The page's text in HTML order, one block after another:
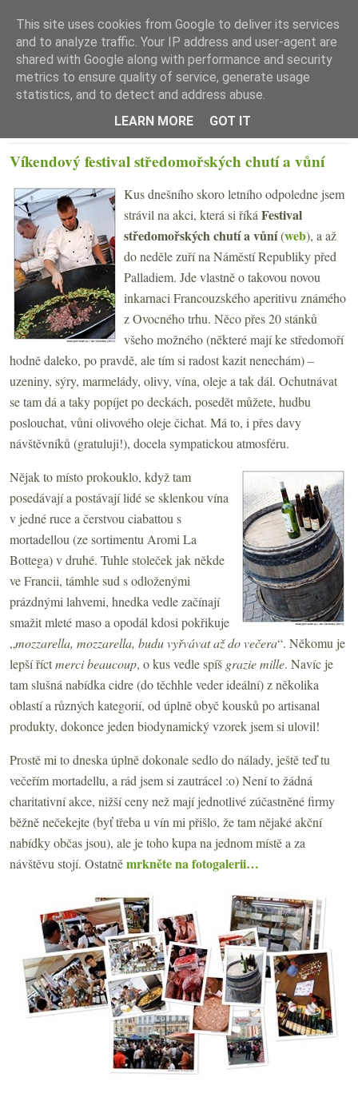
☰ Menu
Víkendový festival středomořských chutí a vůní
Kus dnešního skoro letního odpoledne jsem
strávil na akci, která si říká Festival
středomořských chutí a vůní(web), a až
do neděle zuří na Náměstí Republiky před
Palladiem. Jde vlastně o takovou novou
inkarnaci Francouzského aperitivu známého
z Ovocného trhu. Něco přes 20 stánků
všeho možného (některé mají ke středomoří
hodně daleko, po pravdě, ale tím si radost kazit nenechám) –
uzeniny, sýry, marmelády, olivy, vína, oleje a tak dál. Ochutnávat
se tam dá a taky popíjet po deckách, posedět můžete, hudbu
poslouchat, vůni olivového oleje čichat. Má to, i přes davy
návštěvníků (gratuluji!), docela sympatickou atmosféru.
Nějak to místo prokouklo, když tam
posedávají a postávají lidé se sklenkou vína
v jedné ruce a čerstvou ciabattou s
mortadellou (ze sortimentu Aromi La
Bottega) v druhé. Tuhle stoleček jak někde
ve Francii, támhle sud s odloženými
prázdnými lahvemi, hnedka vedle začínají
smažit mleté maso a opodál kdosi pokřikuje
„mozzarella, mozzarella, budu vyřvávat až do večera“. Někomu je
lepší říctmerci beaucoup, o kus vedle spíš grazie mille. Navíc je
tam slušná nabídka cidre (do těchhle veder ideální) z několika
oblastí a různých kategorií, od úplně obyč kousků po artisanal
produkty, dokonce jeden biodynamický vzorek jsem si ulovil!
Prostě mi to dneska úplně dokonale sedlo do nálady, ještě teď tu
večeřím mortadellu, a rád jsem si zautrácel :o) Není to žádná
charitativní akce, nižší ceny než mají jednotlivé zúčastněné firmy
běžně nečekejte (byť třeba u vín mi přišlo, že tam nějaké akční
nabídky občas jsou), ale je toho kupa na jednom místě a za
návštěvu stojí. Ostatněmrkněte na fotogalerii…
This site uses cookies from Google to deliver its services
and to analyze traffic. Your IP address and user-agent are
shared with Google along with performance and security
metrics to ensure quality of service, generate usage
statistics, and to detect and address abuse.
LEARN MORE
GOT IT